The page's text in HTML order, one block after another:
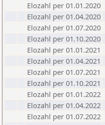
Elozahl per 01.01.2020
Elozahl per 01.04.2020
Elozahl per 01.07.2020
Elozahl per 01.10.2020
Elozahl per 01.01.2021
Elozahl per 01.04.2021
Elozahl per 01.07.2021
Elozahl per 01.10.2021
Elozahl per 01.01.2022
Elozahl per 01.04.2022
Elozahl per 01.07.2022